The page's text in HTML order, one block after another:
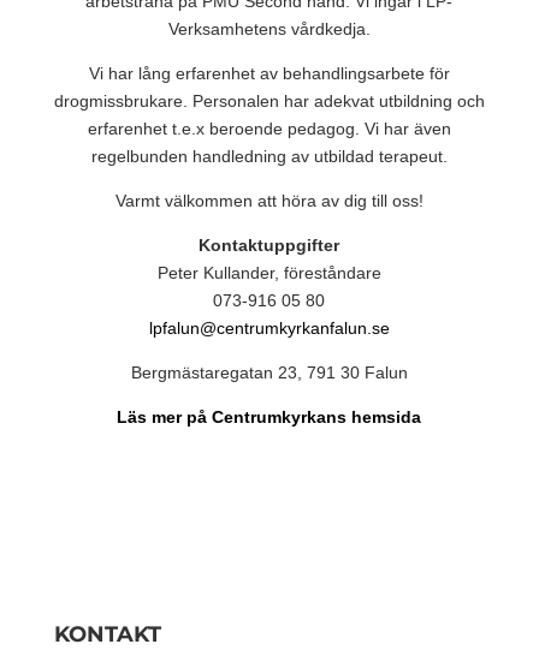
Verksamhetens vårdkedja.
Vi har lång erfarenhet av behandlingsarbete för
drogmissbrukare. Personalen har adekvat utbildning och
erfarenhet t.e.x beroende pedagog. Vi har även
regelbunden handledning av utbildad terapeut.
Varmt välkommen att höra av dig till oss!
Kontaktuppgifter
Peter Kullander, föreståndare
073-916 05 80
lpfalun@centrumkyrkanfalun.se
Bergmästaregatan 23, 791 30 Falun
Läs mer på Centrumkyrkans hemsida
KONTAKT